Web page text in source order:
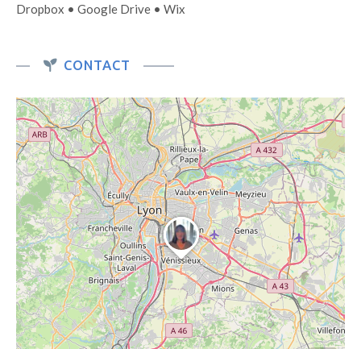
Dropbox • Google Drive • Wix
CONTACT